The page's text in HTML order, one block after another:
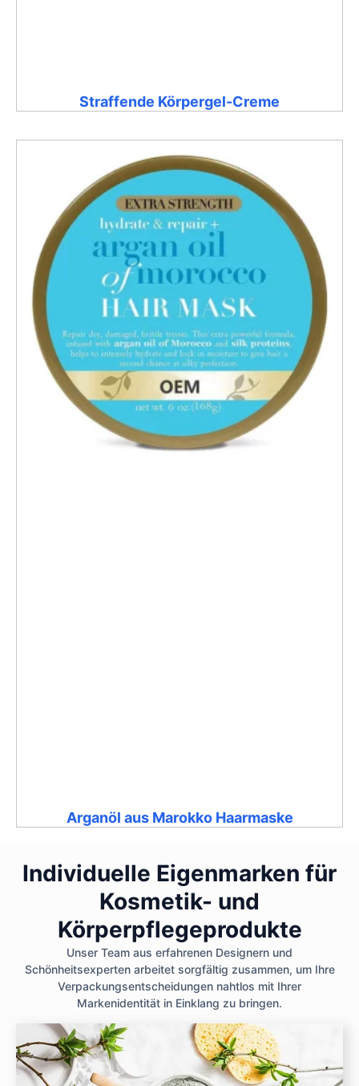
Straffende Körpergel-Creme
Arganöl aus Marokko Haarmaske
Individuelle Eigenmarken für
Kosmetik- und
Körperpflegeprodukte
Unser Team aus erfahrenen Designern und
Schönheitsexperten arbeitet sorgfältig zusammen, um Ihre
Verpackungsentscheidungen nahtlos mit Ihrer
Markenidentität in Einklang zu bringen.